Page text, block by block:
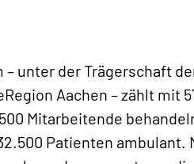
– unter der Trägerschaft
Aachen – zählt mit
Mitarbeitende
Patienten ambulant.